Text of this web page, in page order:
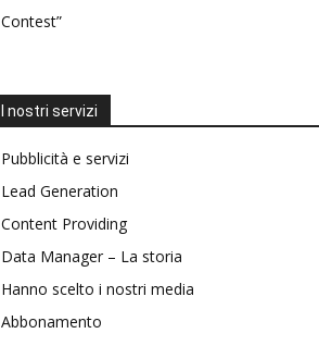
Contest”
I nostri servizi
Pubblicità e servizi
Lead Generation
Content Providing
Data Manager – La storia
Hanno scelto i nostri media
Abbonamento